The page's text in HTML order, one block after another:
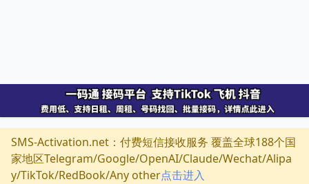
SMS-Activation.net：付费短信接收服务 覆盖全球188个国
家地区Telegram/Google/OpenAI/Claude/Wechat/Alipa
y/TikTok/RedBook/Any other点击进入